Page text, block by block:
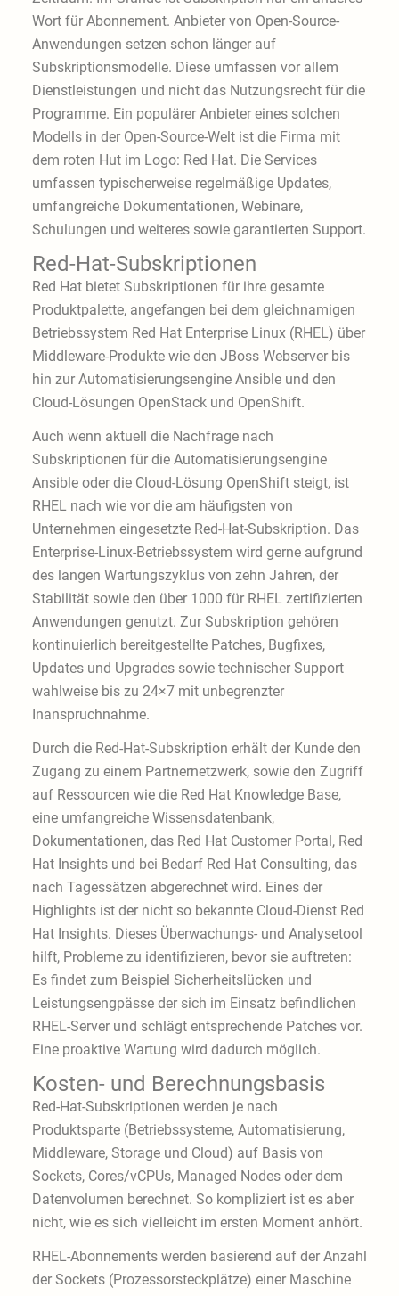
Wort für Abonnement. Anbieter von Open-Source-
Anwendungen setzen schon länger auf
Subskriptionsmodelle. Diese umfassen vor allem
Dienstleistungen und nicht das Nutzungsrecht für die
Programme. Ein populärer Anbieter eines solchen
Modells in der Open-Source-Welt ist die Firma mit
dem roten Hut im Logo: Red Hat. Die Services
umfassen typischerweise regelmäßige Updates,
umfangreiche Dokumentationen, Webinare,
Schulungen und weiteres sowie garantierten Support.
Red-Hat-Subskriptionen
Red Hat bietet Subskriptionen für ihre gesamte
Produktpalette, angefangen bei dem gleichnamigen
Betriebssystem Red Hat Enterprise Linux (RHEL) über
Middleware-Produkte wie den JBoss Webserver bis
hin zur Automatisierungsengine Ansible und den
Cloud-Lösungen OpenStack und OpenShift.
Auch wenn aktuell die Nachfrage nach
Subskriptionen für die Automatisierungsengine
Ansible oder die Cloud-Lösung OpenShift steigt, ist
RHEL nach wie vor die am häufigsten von
Unternehmen eingesetzte Red-Hat-Subskription. Das
Enterprise-Linux-Betriebssystem wird gerne aufgrund
des langen Wartungszyklus von zehn Jahren, der
Stabilität sowie den über 1000 für RHEL zertifizierten
Anwendungen genutzt. Zur Subskription gehören
kontinuierlich bereitgestellte Patches, Bugfixes,
Updates und Upgrades sowie technischer Support
wahlweise bis zu 24×7 mit unbegrenzter
Inanspruchnahme.
Durch die Red-Hat-Subskription erhält der Kunde den
Zugang zu einem Partnernetzwerk, sowie den Zugriff
auf Ressourcen wie die Red Hat Knowledge Base,
eine umfangreiche Wissensdatenbank,
Dokumentationen, das Red Hat Customer Portal, Red
Hat Insights und bei Bedarf Red Hat Consulting, das
nach Tagessätzen abgerechnet wird. Eines der
Highlights ist der nicht so bekannte Cloud-Dienst Red
Hat Insights. Dieses Überwachungs- und Analysetool
hilft, Probleme zu identifizieren, bevor sie auftreten:
Es findet zum Beispiel Sicherheitslücken und
Leistungsengpässe der sich im Einsatz befindlichen
RHEL-Server und schlägt entsprechende Patches vor.
Eine proaktive Wartung wird dadurch möglich.
Kosten- und Berechnungsbasis
Red-Hat-Subskriptionen werden je nach
Produktsparte (Betriebssysteme, Automatisierung,
Middleware, Storage und Cloud) auf Basis von
Sockets, Cores/vCPUs, Managed Nodes oder dem
Datenvolumen berechnet. So kompliziert ist es aber
nicht, wie es sich vielleicht im ersten Moment anhört.
RHEL-Abonnements werden basierend auf der Anzahl
der Sockets (Prozessorsteckplätze) einer Maschine